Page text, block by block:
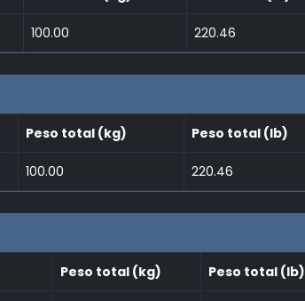
100.00 220.46
Peso total (kg) Peso total (lb)
100.00 220.46
Peso total (kg) Peso total (lb)